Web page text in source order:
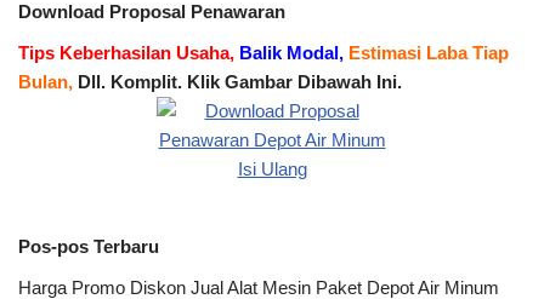
Download Proposal Penawaran
Tips Keberhasilan Usaha, Balik Modal, Estimasi Laba Tiap
Bulan, Dll. Komplit. Klik Gambar Dibawah Ini.
Pos-pos Terbaru
Harga Promo Diskon Jual Alat Mesin Paket Depot Air Minum